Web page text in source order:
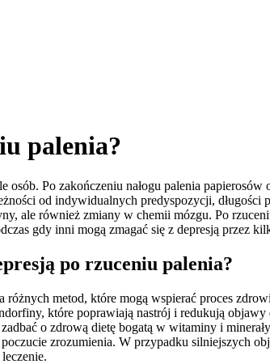
palenia?
Po zakończeniu nałogu palenia
od indywidualnych predyspozycji,
ale również zmiany w chemii mózgu. Po
gdy inni mogą zmagać się z depresją przez
po rzuceniu palenia?
różnych metod, które mogą wspierać proces
które poprawiają nastrój i redukują
o zdrową dietę bogatą w witaminy i
zrozumienia. W przypadku silniejszych